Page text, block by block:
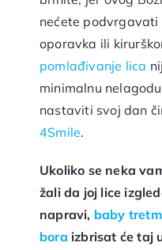
nećete podvrgavati
oporavka ili
pomlađivanje lica
minimalnu
nastaviti svoj dan
4Smile.
Ukoliko se neka
žali da joj lice
napravi, baby
bora izbrisat će taj